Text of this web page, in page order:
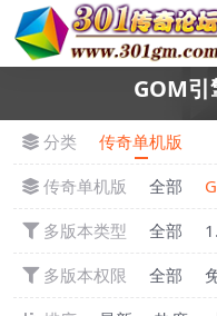
GOM引
分类
传奇单机版
传奇单机版
全部
多版本类型
全部
多版本权限
全部